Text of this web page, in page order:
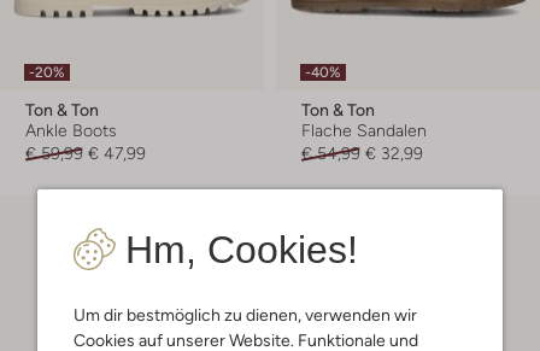
Hm, Cookies!
Um dir bestmöglich zu dienen, verwenden wir
Cookies auf unserer Website. Funktionale und
-20%
Ton & Ton
Ankle Boots
€ 59,99 € 47,99
-40%
Ton & Ton
Flache Sandalen
€ 54,99 € 32,99